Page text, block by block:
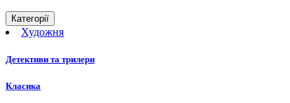
Категорії
Художня
Детективи та трилери
Класика